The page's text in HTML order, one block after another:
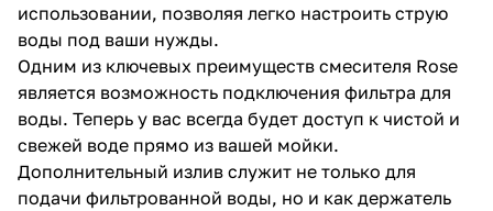
использовании, позволяя легко настроить струю
воды под ваши нужды.
Одним из ключевых преимуществ смесителя Rose
является возможность подключения фильтра для
воды. Теперь у вас всегда будет доступ к чистой и
свежей воде прямо из вашей мойки.
Дополнительный излив служит не только для
подачи фильтрованной воды, но и как держатель